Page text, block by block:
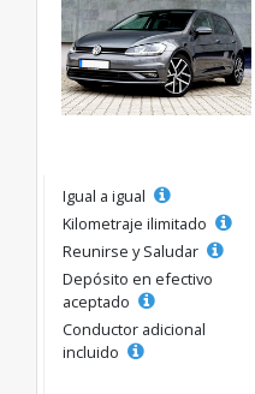
Igual a igual
Kilometraje ilimitado
Reunirse y Saludar
Depósito en efectivo
aceptado
Conductor adicional
incluido